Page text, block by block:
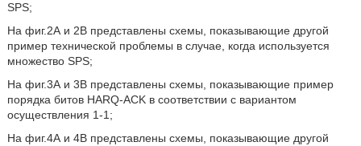
SPS;
На фиг.2А и 2В представлены схемы, показывающие другой
пример технической проблемы в случае, когда используется
множество SPS;
На фиг.3А и 3В представлены схемы, показывающие пример
порядка битов HARQ-ACK в соответствии с вариантом
осуществления 1-1;
На фиг.4А и 4В представлены схемы, показывающие другой